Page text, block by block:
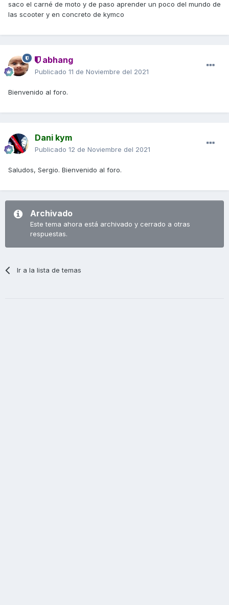
saco el carné de moto y de paso aprender un poco del mundo de
las scooter y en concreto de kymco
abhang
Publicado 11 de Noviembre del 2021
Bienvenido al foro.
Dani kym
Publicado 12 de Noviembre del 2021
Saludos, Sergio. Bienvenido al foro.
Archivado
Este tema ahora está archivado y cerrado a otras
respuestas.
Ir a la lista de temas